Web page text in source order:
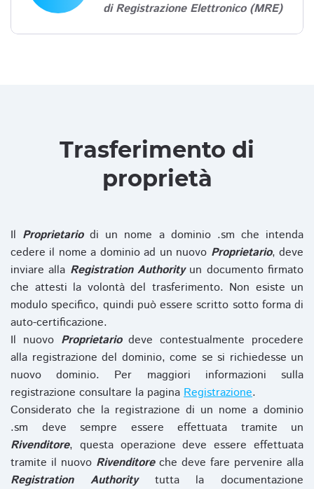
di Registrazione Elettronico (MRE)
Trasferimento di
proprietà
Il Proprietariodi un nome a dominio .sm che intenda
cedere il nome a dominio ad un nuovo Proprietario, deve
inviare alla Registration Authorityun documento firmato
che attesti la volontà del trasferimento. Non esiste un
modulo specifico, quindi può essere scritto sotto forma di
auto-certificazione.
Il nuovo Proprietariodeve contestualmente procedere
alla registrazione del dominio, come se si richiedesse un
nuovo dominio. Per maggiori informazioni sulla
registrazione consultare la pagina Registrazione.
Considerato che la registrazione di un nome a dominio
.sm deve sempre essere effettuata tramite un
Rivenditore, questa operazione deve essere effettuata
tramite il nuovo Rivenditoreche deve fare pervenire alla
Registration Authoritytutta la documentazione